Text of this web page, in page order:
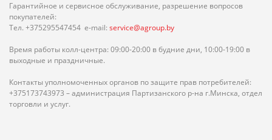
Гарантийное и сервисное обслуживание, разрешение вопросов
покупателей:
Тел. +375295547454 e-mail: service@agroup.by
Время работы колл-центра: 09:00-20:00 в будние дни, 10:00-19:00 в
выходные и праздничные.
Контакты уполномоченных органов по защите прав потребителей:
+375173743973 – администрация Партизанского р-на г.Минска, отдел
торговли и услуг.